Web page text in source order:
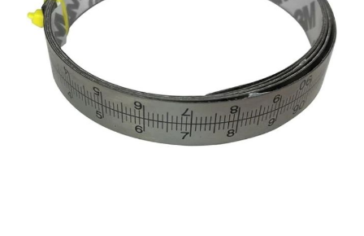
Ремонт инструмента марки Champion
Ремонт инструмента марки DCK
Ремонт инструмента марки Elitech
Сервисный центр JET
Сервисы
Новости